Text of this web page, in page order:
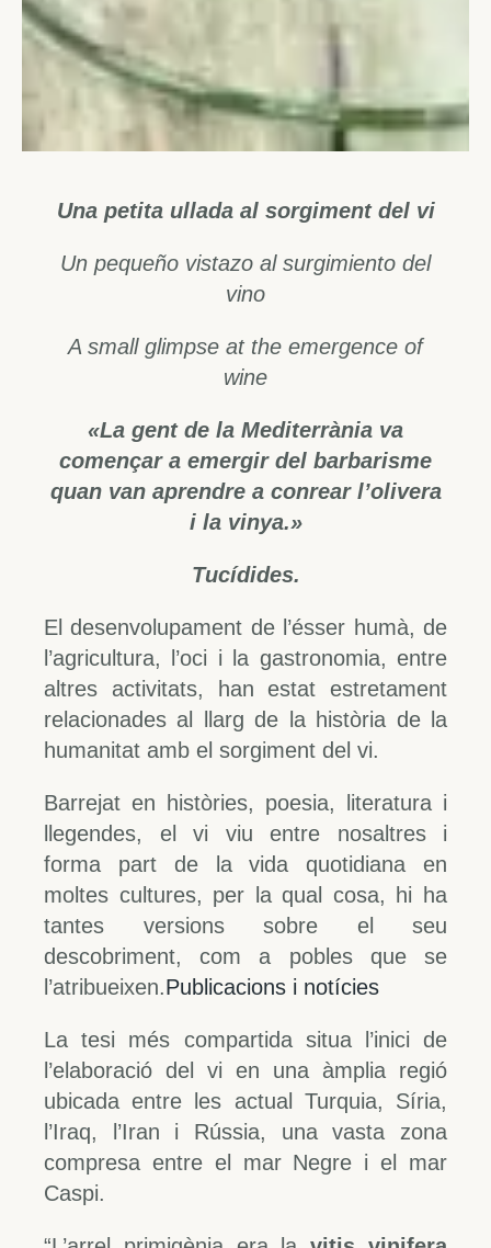
Una petita ullada al sorgiment del vi
Un pequeño vistazo al surgimiento del
vino
A small glimpse at the emergence of
wine
«La gent de la Mediterrània va
començar a emergir del barbarisme
quan van aprendre a conrear l’olivera
i la vinya.»
Tucídides.
El desenvolupament de l’ésser humà, de
l’agricultura, l’oci i la gastronomia, entre
altres activitats, han estat estretament
relacionades al llarg de la història de la
humanitat amb el sorgiment del vi.
Barrejat en històries, poesia, literatura i
llegendes, el vi viu entre nosaltres i
forma part de la vida quotidiana en
moltes cultures, per la qual cosa, hi ha
tantes versions sobre el seu
descobriment, com a pobles que se
l’atribueixen.Publicacions i notícies
La tesi més compartida situa l’inici de
l’elaboració del vi en una àmplia regió
ubicada entre les actual Turquia, Síria,
l’Iraq, l’Iran i Rússia, una vasta zona
compresa entre el mar Negre i el mar
Caspi.